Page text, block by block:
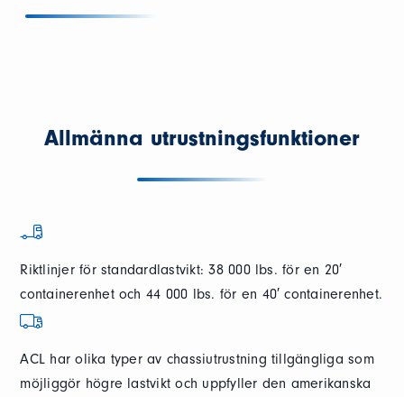
Allmänna utrustningsfunktioner
Riktlinjer för standardlastvikt: 38 000 lbs. för en 20′
containerenhet och 44 000 lbs. för en 40′ containerenhet.
ACL har olika typer av chassiutrustning tillgängliga som
möjliggör högre lastvikt och uppfyller den amerikanska